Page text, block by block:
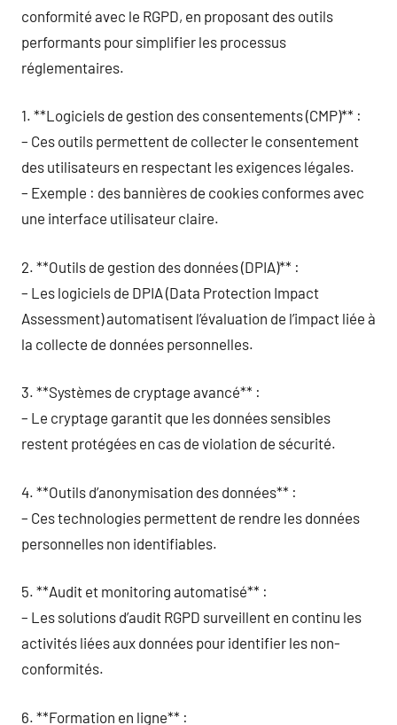
conformité avec le RGPD, en proposant des outils
performants pour simplifier les processus
réglementaires.
1. **Logiciels de gestion des consentements (CMP)** :
– Ces outils permettent de collecter le consentement
des utilisateurs en respectant les exigences légales.
– Exemple : des bannières de cookies conformes avec
une interface utilisateur claire.
2. **Outils de gestion des données (DPIA)** :
– Les logiciels de DPIA (Data Protection Impact
Assessment) automatisent l’évaluation de l’impact liée à
la collecte de données personnelles.
3. **Systèmes de cryptage avancé** :
– Le cryptage garantit que les données sensibles
restent protégées en cas de violation de sécurité.
4. **Outils d’anonymisation des données** :
– Ces technologies permettent de rendre les données
personnelles non identifiables.
5. **Audit et monitoring automatisé** :
– Les solutions d’audit RGPD surveillent en continu les
activités liées aux données pour identifier les non-
conformités.
6. **Formation en ligne** :